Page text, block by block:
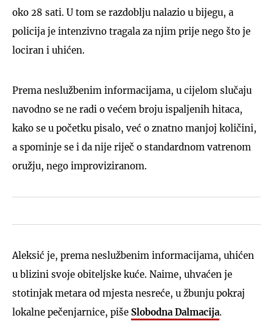
oko 28 sati. U tom se razdoblju nalazio u bijegu, a
policija je intenzivno tragala za njim prije nego što je
lociran i uhićen.
Prema neslužbenim informacijama, u cijelom slučaju
navodno se ne radi o većem broju ispaljenih hitaca,
kako se u početku pisalo, već o znatno manjoj količini,
a spominje se i da nije riječ o standardnom vatrenom
oružju, nego improviziranom.
Aleksić je, prema neslužbenim informacijama, uhićen
u blizini svoje obiteljske kuće. Naime, uhvaćen je
stotinjak metara od mjesta nesreće, u žbunju pokraj
lokalne pečenjarnice, piše Slobodna Dalmacija.